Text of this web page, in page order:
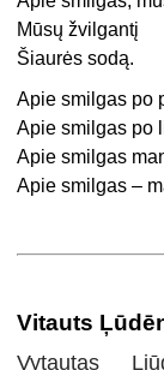
Mūsų žvilgantį
Šiaurės sodą.
Apie smilgas po
Apie smilgas po
Apie smilgas
Apie smilgas –
Vitauts
Vytautas